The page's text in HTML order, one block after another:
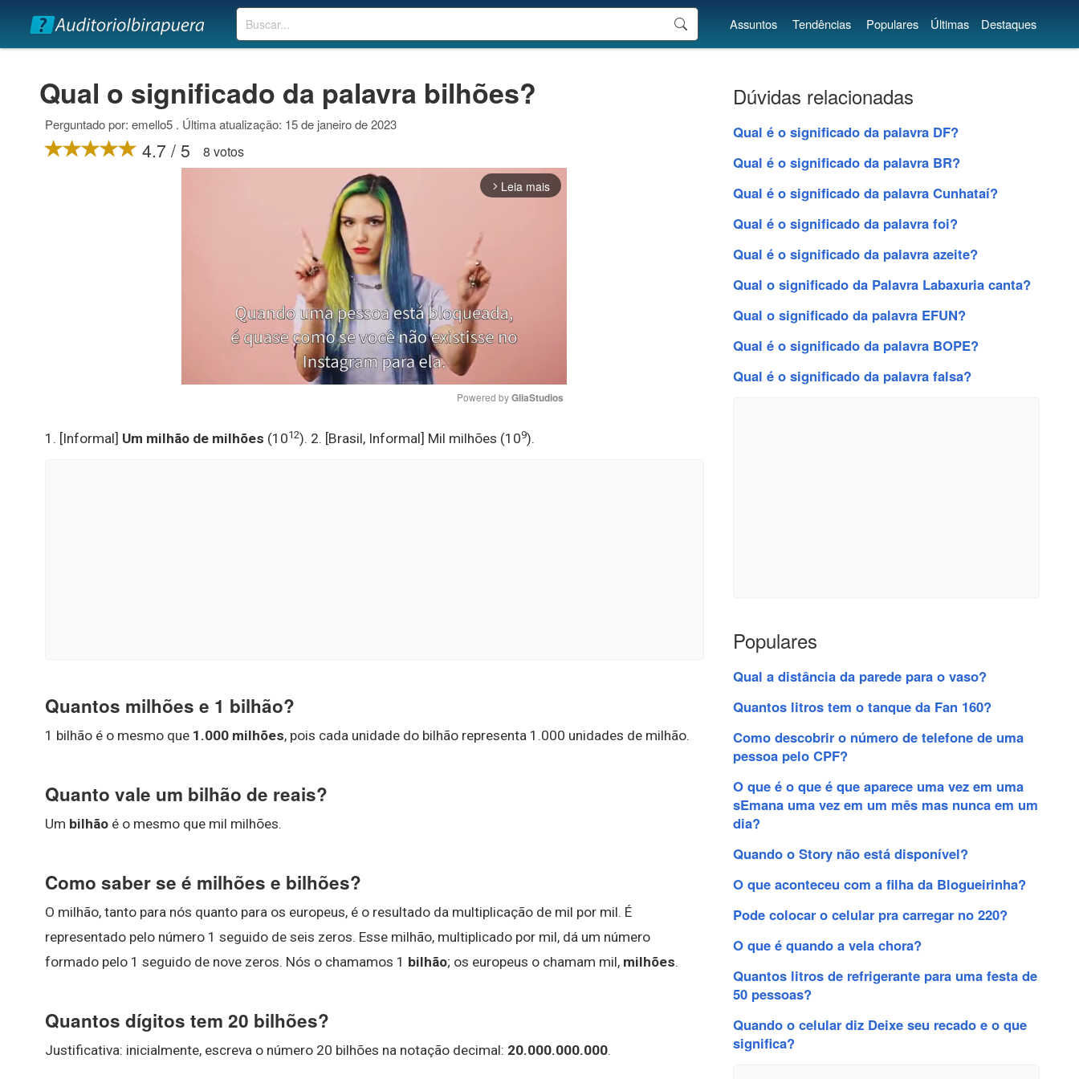
Buscar Assuntos Tendências Populares Últimas Destaques
Qual o significado da palavra bilhões?
Perguntado por: emello5 . Última atualização: 15 de janeiro de 2023
4.7 / 5 8 votos
arrow_forward_ios Leia mais
Mute
Powered by GliaStudios
1. [Informal] Um milhão de milhões (1012). 2. [Brasil, Informal] Mil milhões (109).
Quantos milhões e 1 bilhão?
1 bilhão é o mesmo que 1.000 milhões, pois cada unidade do bilhão representa 1.000 unidades de milhão.
Quanto vale um bilhão de reais?
Um bilhão é o mesmo que mil milhões.
Como saber se é milhões e bilhões?
O milhão, tanto para nós quanto para os europeus, é o resultado da multiplicação de mil por mil. É
representado pelo número 1 seguido de seis zeros. Esse milhão, multiplicado por mil, dá um número
formado pelo 1 seguido de nove zeros. Nós o chamamos 1 bilhão; os europeus o chamam mil, milhões.
Quantos dígitos tem 20 bilhões?
Justificativa: inicialmente, escreva o número 20 bilhões na notação decimal: 20.000.000.000.
Dúvidas relacionadas
Qual é o significado da palavra DF?
Qual é o significado da palavra BR?
Qual é o significado da palavra Cunhataí?
Qual é o significado da palavra foi?
Qual é o significado da palavra azeite?
Qual o significado da Palavra Labaxuria canta?
Qual o significado da palavra EFUN?
Qual é o significado da palavra BOPE?
Qual é o significado da palavra falsa?
Populares
Qual a distância da parede para o vaso?
Quantos litros tem o tanque da Fan 160?
Como descobrir o número de telefone de uma
pessoa pelo CPF?
O que é o que é que aparece uma vez em uma
sEmana uma vez em um mês mas nunca em um
dia?
Quando o Story não está disponível?
O que aconteceu com a filha da Blogueirinha?
Pode colocar o celular pra carregar no 220?
O que é quando a vela chora?
Quantos litros de refrigerante para uma festa de
50 pessoas?
Quando o celular diz Deixe seu recado e o que
significa?